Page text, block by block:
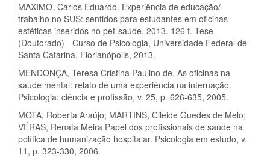
MAXIMO, Carlos Eduardo. Experiência de educação/
trabalho no SUS: sentidos para estudantes em oficinas
estéticas inseridos no pet-saúde. 2013. 126 f. Tese
(Doutorado) - Curso de Psicologia, Universidade Federal de
Santa Catarina, Florianópolis, 2013.
MENDONÇA, Teresa Cristina Paulino de. As oficinas na
saúde mental: relato de uma experiência na internação.
Psicologia: ciência e profissão, v. 25, p. 626-635, 2005.
MOTA, Roberta Araújo; MARTINS, Cileide Guedes de Melo;
VÉRAS, Renata Meira Papel dos profissionais de saúde na
política de humanização hospitalar. Psicologia em estudo, v.
11, p. 323-330, 2006.